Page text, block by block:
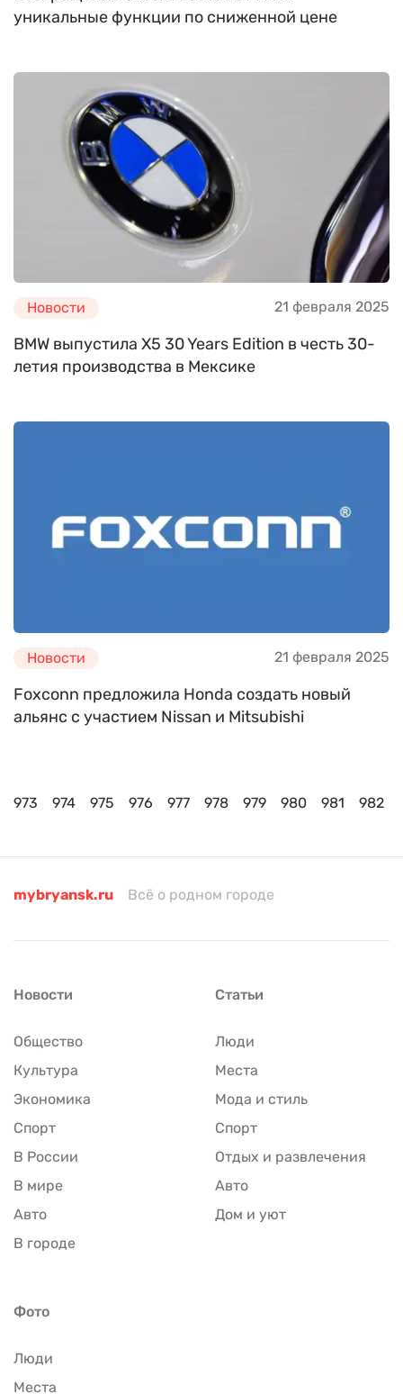
уникальные функции по сниженной цене
Новости 21 февраля 2025
BMW выпустила X5 30 Years Edition в честь 30-
летия производства в Мексике
Новости 21 февраля 2025
Foxconn предложила Honda создать новый
альянс с участием Nissan и Mitsubishi
973 974 975 976 977 978 979 980 981 982
mybryansk.ru Всё о родном городе
Новости
Общество
Культура
Экономика
Спорт
В России
В мире
Авто
В городе
Статьи
Люди
Места
Мода и стиль
Спорт
Отдых и развлечения
Авто
Дом и уют
Фото
Люди
Места